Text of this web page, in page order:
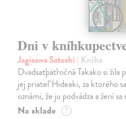
Dni v
Jagisawa Satoshi | Kniha
Dvadsaťpäťročná Takako si žila
jej priateľ Hideaki, za ktorého
oznámi, že ju podvádza a žení
Na sklade ?